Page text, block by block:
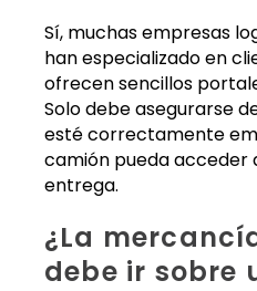
Sí, muchas empresas
han especializado en
ofrecen sencillos
Solo debe asegurarse
esté correctamente
camión pueda acceder
entrega.
¿La
debe ir sobre